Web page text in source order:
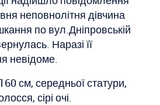
неповнолітня дівчина
по вул.Дніпровській
Наразі її
невідоме.
160 см, середньої статури,
сірі очі.